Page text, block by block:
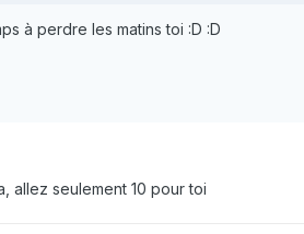
à perdre les matins toi :D :D
allez seulement 10 pour toi